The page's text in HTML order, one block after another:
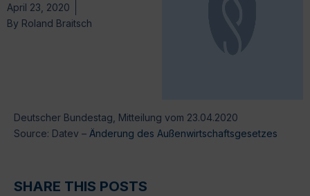
April 23, 2020
By Roland Braitsch
Deutscher Bundestag, Mitteilung vom 23.04.2020
Source: Datev – Änderung des Außenwirtschaftsgesetzes
SHARE THIS POSTS